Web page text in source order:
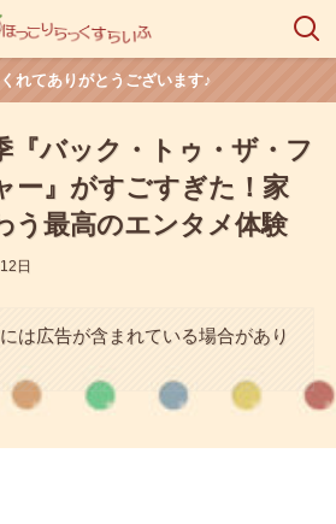
れてありがとうございます♪
『バック・トゥ・ザ・フ
ー』がすごすぎた！家
う最高のエンタメ体験
日
は広告が含まれている場合があり